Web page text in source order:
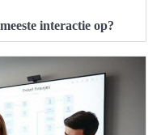
interactie op?